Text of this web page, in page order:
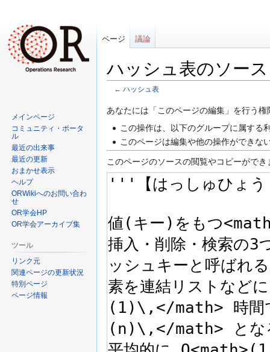
ハッシュ表のソー
← ハッシュ表
ナ
ー
シ
ョ
移
動
検
移
動
あなたには「このページの編集」を行う
この操作は、以下のグループに属する
このページは編集や他の操作ができな
このページのソースの閲覧やコピーができ
ページ 議論
メインページ
コミュニティ・ポータ
ル
最近の出来事
最近の更新
おまかせ表示
ヘルプ
ORWikiへのお問い合わ
せ
OR学会HP
OR学会アーカイブ集
ツール
リンク元
関連ページの更新状況
特別ページ
ページ情報